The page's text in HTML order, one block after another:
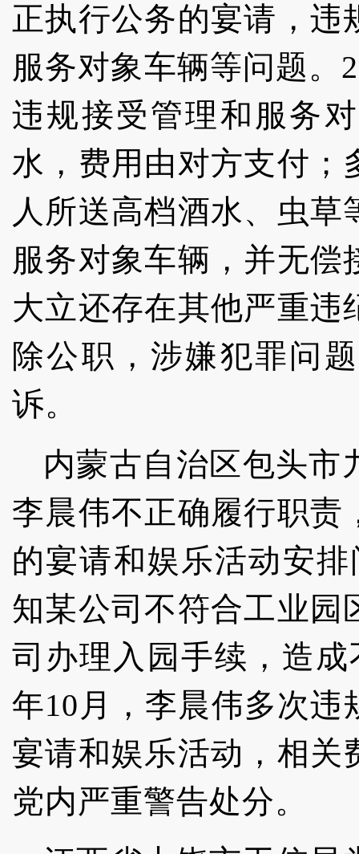
正执行公务的宴请，违
服务对象车辆等问题。
违规接受管理和服务
水，费用由对方支付；
人所送高档酒水、虫
服务对象车辆，并无
大立还存在其他严重违
除公职，涉嫌犯罪问
诉。
内蒙古自治区包头市
李晨伟不正确履行职责
的宴请和娱乐活动安
知某公司不符合工业园
司办理入园手续，造成
年10月，李晨伟多次
宴请和娱乐活动，相关
党内严重警告处分。